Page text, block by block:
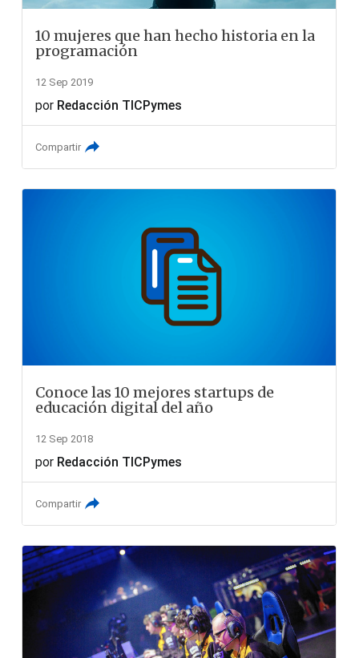
10 mujeres que han hecho historia en la
programación
12 Sep 2019
por Redacción TICPymes
Compartir
Conoce las 10 mejores startups de
educación digital del año
12 Sep 2018
por Redacción TICPymes
Compartir